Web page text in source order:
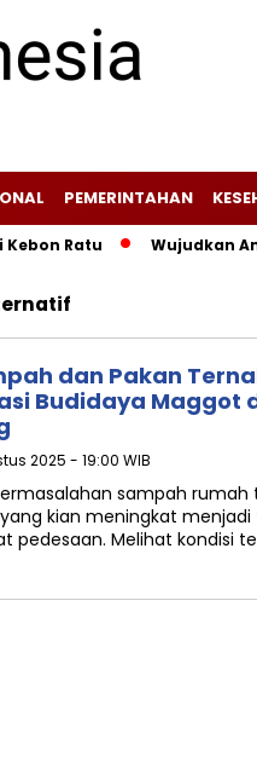
PEMERINTAHAN
Ratu Wujudkan Anak
dan Pakan
Budidaya Maggot
2025 - 19:00 WIB
sampah rumah
kian meningkat
pedesaan. Melihat kondisi